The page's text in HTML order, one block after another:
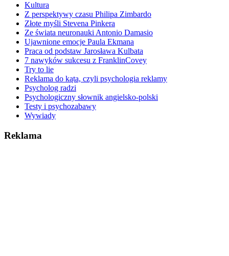
Kultura
Z perspektywy czasu Philipa Zimbardo
Złote myśli Stevena Pinkera
Ze świata neuronauki Antonio Damasio
Ujawnione emocje Paula Ekmana
Praca od podstaw Jarosława Kulbata
7 nawyków sukcesu z FranklinCovey
Try to lie
Reklama do kąta, czyli psychologia reklamy
Psycholog radzi
Psychologiczny słownik angielsko-polski
Testy i psychozabawy
Wywiady
Reklama